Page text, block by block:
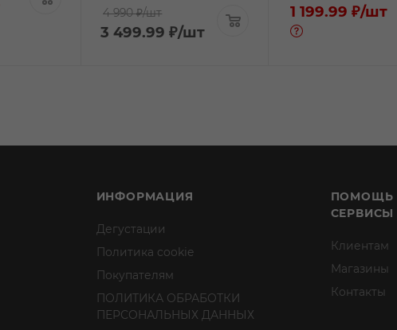
4 990 ₽/шт
3 499.99 ₽/шт
1 199.99 ₽/шт
ИНФОРМАЦИЯ
Дегустации
Политика cookie
Покупателям
ПОЛИТИКА ОБРАБОТКИ
ПЕРСОНАЛЬНЫХ ДАННЫХ
ПОМОЩЬ
СЕРВИСЫ
Клиентам
Магазины
Контакты